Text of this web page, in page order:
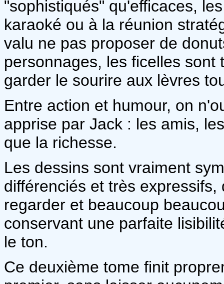
"sophistiqués" qu'efficaces,
karaoké ou à la réunion
valu ne pas proposer de
personnages, les ficelles
garder le sourire aux lèvres
Entre action et humour, on
apprise par Jack : les amis,
que la richesse.
Les dessins sont vraiment
différenciés et très
regarder et beaucoup
conservant une parfaite
le ton.
Ce deuxième tome finit